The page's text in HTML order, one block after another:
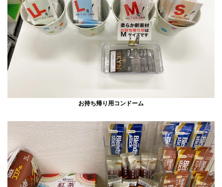
お持ち帰り用コンドーム